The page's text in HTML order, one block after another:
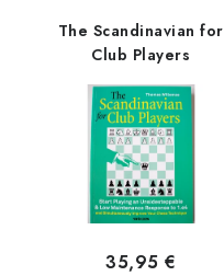
The Scandinavian for
Club Players
35,95 €